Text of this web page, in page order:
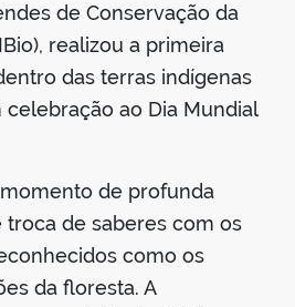
de Conservação da
realizou a primeira
das terras indígenas
ao Dia Mundial
de profunda
troca de saberes com os
como os
da floresta. A